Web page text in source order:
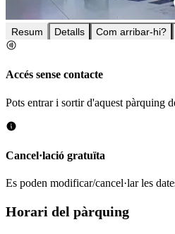
Resum Detalls Com arribar-hi?
Accés sense contacte
Pots entrar i sortir d'aquest pàrquing
Cancel·lació gratuïta
Es poden modificar/cancel·lar les
Horari del pàrquing